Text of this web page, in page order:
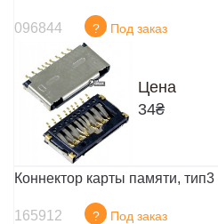
096844 ? Под заказ
Цена
34₴
Коннектор карты памяти, тип3
165912 ? Под заказ